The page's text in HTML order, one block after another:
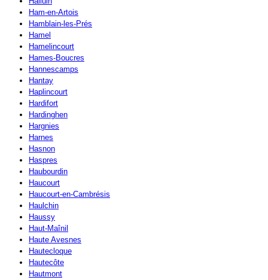
Ham-en-Artois
Hamblain-les-Prés
Hamel
Hamelincourt
Hames-Boucres
Hannescamps
Hantay
Haplincourt
Hardifort
Hardinghen
Hargnies
Harnes
Hasnon
Haspres
Haubourdin
Haucourt
Haucourt-en-Cambrésis
Haulchin
Haussy
Haut-Maînil
Haute Avesnes
Hautecloque
Hautecôte
Hautmont